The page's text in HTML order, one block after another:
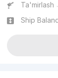
Ta'mirlash
Ship